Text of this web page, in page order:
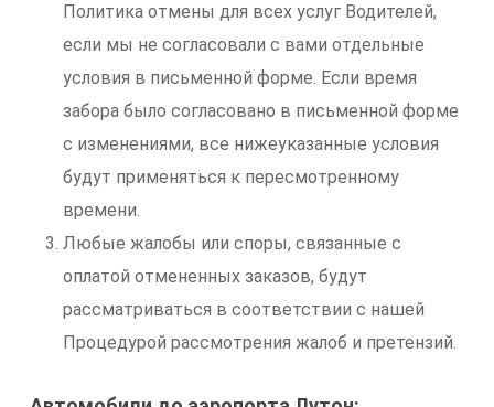
Политика отмены для всех услуг Водителей,
если мы не согласовали с вами отдельные
условия в письменной форме. Если время
забора было согласовано в письменной форме
с изменениями, все нижеуказанные условия
будут применяться к пересмотренному
времени.
Любые жалобы или споры, связанные с
оплатой отмененных заказов, будут
рассматриваться в соответствии с нашей
Процедурой рассмотрения жалоб и претензий.